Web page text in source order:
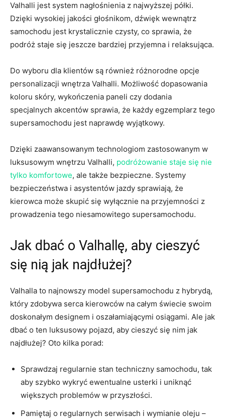
Valhalli jest system nagłośnienia z najwyższej ⁢półki.‍
Dzięki wysokiej jakości głośnikom, dźwięk wewnątrz
⁣samochodu jest krystalicznie czysty, co sprawia, ⁣że
podróż⁢ staje się jeszcze ⁤bardziej przyjemna i relaksująca.
Do ⁢wyboru​ dla klientów‌ są również ​różnorodne opcje
personalizacji wnętrza Valhalli. Możliwość dopasowania
koloru skóry, wykończenia paneli czy dodania
specjalnych akcentów sprawia, że każdy egzemplarz tego⁢
supersamochodu jest naprawdę⁤ wyjątkowy.
Dzięki zaawansowanym technologiom ⁢zastosowanym w⁢
luksusowym‍ wnętrzu Valhalli, podróżowanie staje się nie
tylko komfortowe, ale także bezpieczne. Systemy
bezpieczeństwa ​i asystentów jazdy sprawiają,‍ że
kierowca‌ może⁢ skupić się wyłącznie na przyjemności z
prowadzenia ​tego niesamowitego supersamochodu.
Jak dbać​ o Valhallę, aby cieszyć
się⁢ nią jak‌ najdłużej?
Valhalla to najnowszy model supersamochodu z hybrydą,
który zdobywa serca kierowców na całym ​świecie⁢ swoim⁣
doskonałym designem ⁢i oszałamiającymi osiągami. Ale jak
dbać o ten luksusowy pojazd, aby cieszyć się nim jak
najdłużej? Oto kilka porad:
Sprawdzaj regularnie stan ⁤techniczny samochodu, tak
aby szybko wykryć ewentualne usterki i uniknąć
większych problemów w przyszłości.
Pamiętaj o regularnych serwisach i wymianie oleju –